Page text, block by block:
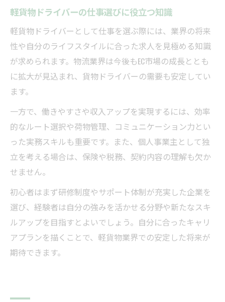
軽貨物ドライバーの仕事選びに役立つ知識
軽貨物ドライバーとして仕事を選ぶ際には、業界の将来
性や自分のライフスタイルに合った求人を見極める知識
が求められます。物流業界は今後もEC市場の成長ととも
に拡大が見込まれ、貨物ドライバーの需要も安定してい
ます。
一方で、働きやすさや収入アップを実現するには、効率
的なルート選択や荷物管理、コミュニケーション力とい
った実務スキルも重要です。また、個人事業主として独
立を考える場合は、保険や税務、契約内容の理解も欠か
せません。
初心者はまず研修制度やサポート体制が充実した企業を
選び、経験者は自分の強みを活かせる分野や新たなスキ
ルアップを目指すとよいでしょう。自分に合ったキャリ
アプランを描くことで、軽貨物業界での安定した将来が
期待できます。